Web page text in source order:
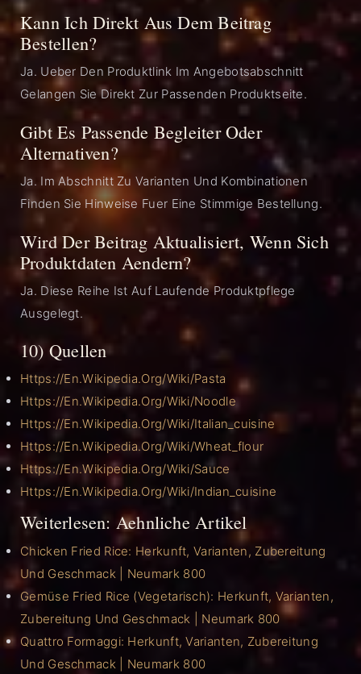
Kann Ich Direkt Aus Dem Beitrag
Bestellen?
Ja. Ueber Den Produktlink Im Angebotsabschnitt
Gelangen Sie Direkt Zur Passenden Produktseite.
Gibt Es Passende Begleiter Oder
Alternativen?
Ja. Im Abschnitt Zu Varianten Und Kombinationen
Finden Sie Hinweise Fuer Eine Stimmige Bestellung.
Wird Der Beitrag Aktualisiert, Wenn Sich
Produktdaten Aendern?
Ja. Diese Reihe Ist Auf Laufende Produktpflege
Ausgelegt.
10) Quellen
Https://en.wikipedia.org/wiki/Pasta
Https://en.wikipedia.org/wiki/Noodle
Https://en.wikipedia.org/wiki/Italian_cuisine
Https://en.wikipedia.org/wiki/Wheat_flour
Https://en.wikipedia.org/wiki/Sauce
Https://en.wikipedia.org/wiki/Indian_cuisine
Weiterlesen: Aehnliche Artikel
Chicken Fried Rice: Herkunft, Varianten, Zubereitung
Und Geschmack | Neumark 800
Gemüse Fried Rice (Vegetarisch): Herkunft, Varianten,
Zubereitung Und Geschmack | Neumark 800
Quattro Formaggi: Herkunft, Varianten, Zubereitung
Und Geschmack | Neumark 800